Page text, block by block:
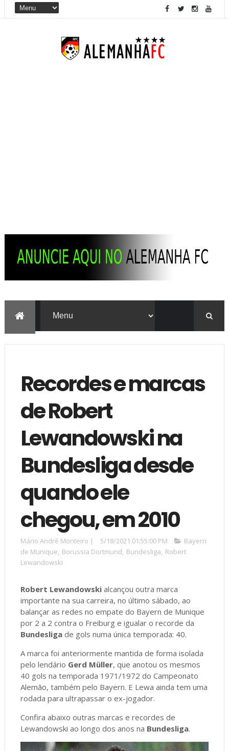
Recordes e marcas
de Robert
Lewandowski na
Bundesliga desde
quando ele
chegou, em 2010
Mário André Monteiro | 5/18/2021 01:55:00 PM
Bayern
de Munique, Borussia Dortmund, Bundesliga, Robert
Lewandowski
Robert Lewandowskialcançou outra marca
importante na sua carreira, no último sábado, ao
balançar as redes no empate do Bayern de Munique
por 2 a 2 contra o Freiburg e igualar o recorde da
Bundesligade gols numa única temporada: 40.
A marca foi anteriormente mantida de forma isolada
pelo lendário Gerd Müller, que anotou os mesmos
40 gols na temporada 1971/1972 do Campeonato
Alemão, também pelo Bayern. E Lewa ainda tem uma
rodada para ultrapassar o ex-jogador.
Confira abaixo outras marcas e recordes de
Lewandowski ao longo dos anos na Bundesliga.